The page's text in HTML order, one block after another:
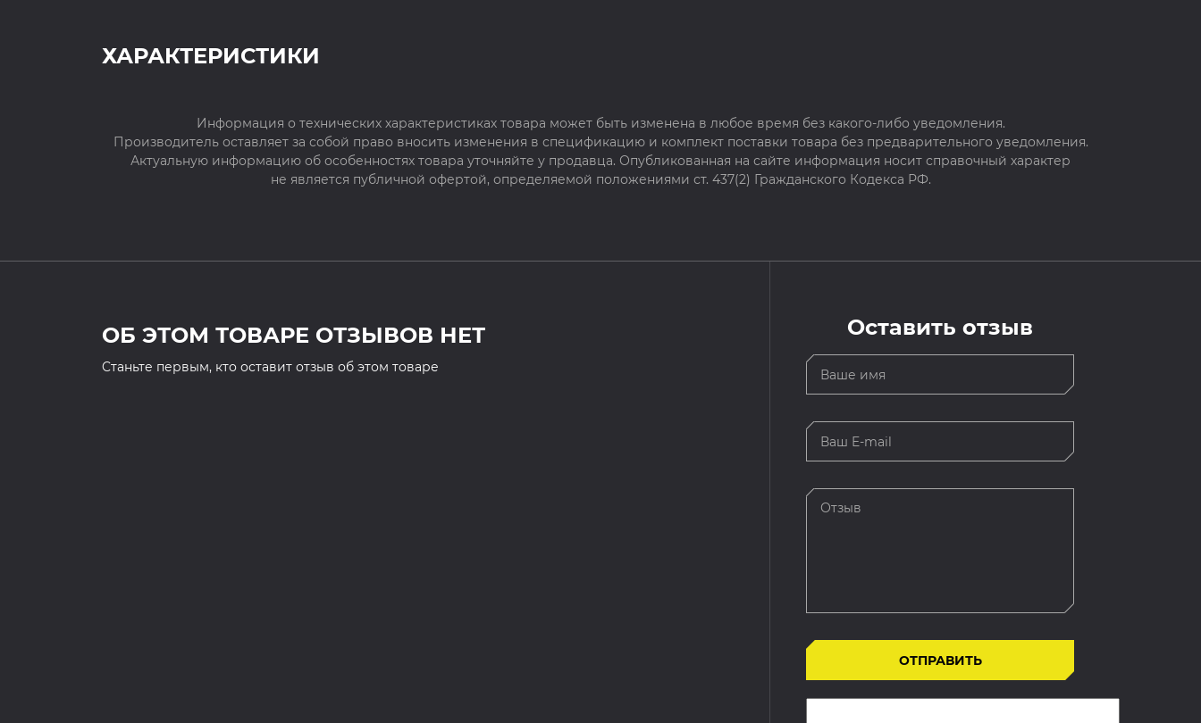
ХАРАКТЕРИСТИКИ
Информация о технических характеристиках товара может быть изменена в любое время без какого-либо уведомления.
Производитель оставляет за собой право вносить изменения в спецификацию и комплект поставки товара без предварительного уведомления.
Актуальную информацию об особенностях товара уточняйте у продавца. Опубликованная на сайте информация носит справочный характер
не является публичной офертой, определяемой положениями ст. 437(2) Гражданского Кодекса РФ.
ОБ ЭТОМ ТОВАРЕ ОТЗЫВОВ НЕТ
Cтаньте первым, кто оставит отзыв об этом товаре
Оставить отзыв